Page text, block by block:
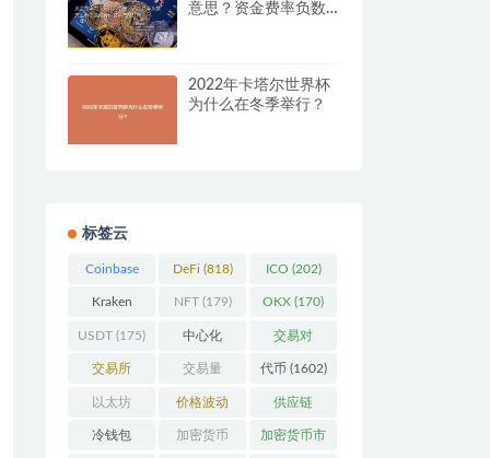
意思？资金费率负数
2022年卡塔尔世界杯
为什么在冬季举行？
标签云
Coinbase
(206)
DeFi (818) ICO (202)
Kraken
(104)
NFT(179) OKX (170)
USDT (175) 中心化
(3923)
交易对
(359)
交易所
(2164)
交易量
(246)
代币 (1602)
以太坊
(742)
价格波动
(630)
供应链
(118)
冷钱包 加密货币 加密货币市